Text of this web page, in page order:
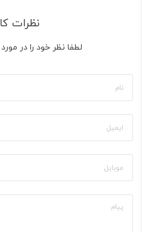
نظرات
لطفا نظر خود را در